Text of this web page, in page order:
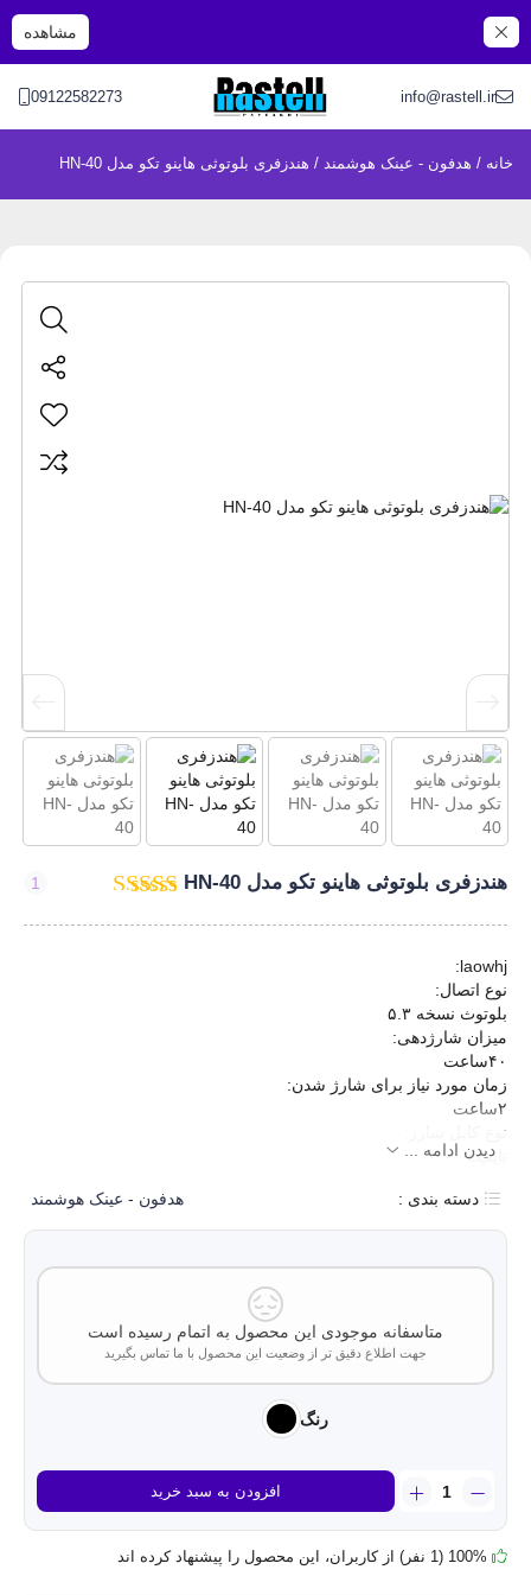
مشاهده
info@rastell.ir
09122582273
خانه / هدفون - عینک هوشمند / هندزفری بلوتوثی هاینو تکو مدل HN-40
هندزفری بلوتوثی هاینو تکو مدل HN-40 1
laowhj:
نوع اتصال:
بلوتوث نسخه ۵.۳
میزان شارژدهی:
۴۰ساعت
زمان مورد نیاز برای شارژ شدن:
۲ساعت
نوع کابل شارژ:
تایپc
۱۰الی۲۰متر
رنگ:
مکالمه با کیفیت و فوق العاده
دیدن ادامه ...
دسته بندی : هدفون - عینک هوشمند
متاسفانه موجودی این محصول به اتمام رسیده است
جهت اطلاع دقیق تر از وضعیت این محصول با ما تماس بگیرید
رنگ
هندزفری
هاینو
تکو
افزودن به سبد خرید